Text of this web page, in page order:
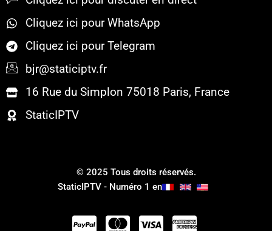
Cliquez ici pour WhatsApp
Cliquez ici pour Telegram
bjr@staticiptv.fr
16 Rue du Simplon 75018 Paris, France
StaticIPTV
© 2025 Tous droits réservés.
StaticIPTV - Numéro 1 en